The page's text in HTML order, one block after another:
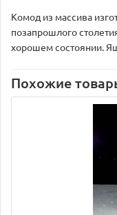
Комод из массива
позапрошлого
хорошем состоянии.
Похожие